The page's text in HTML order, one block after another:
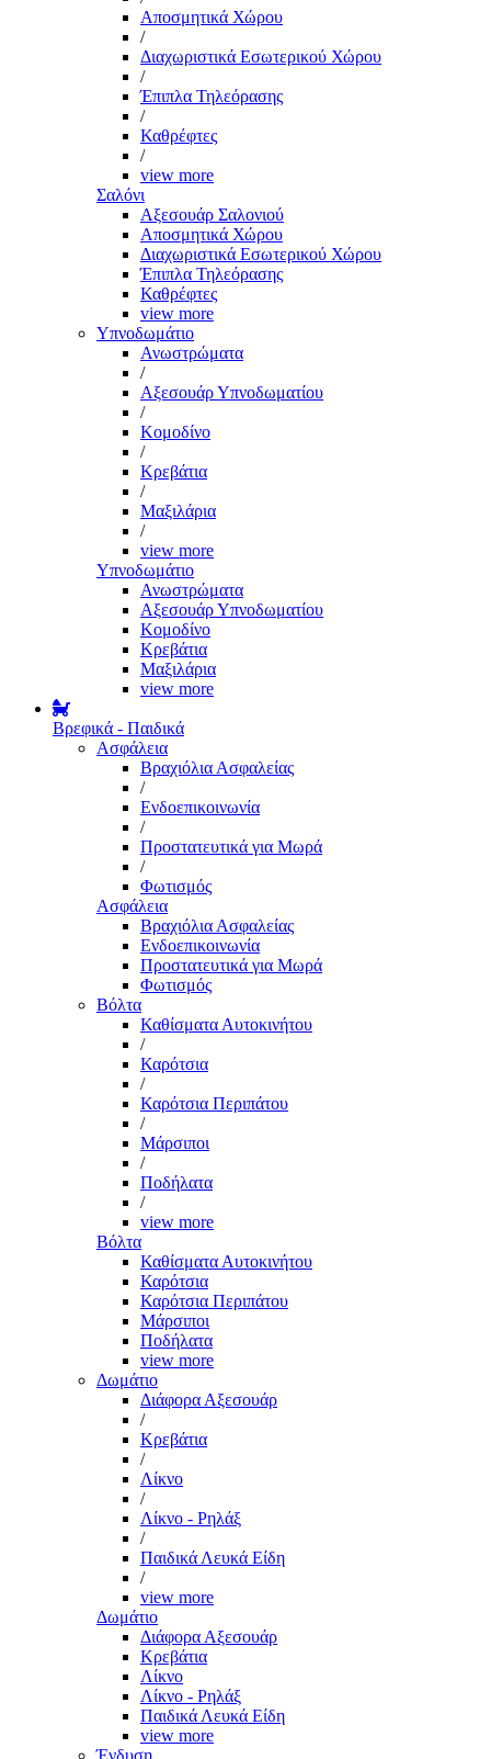
Αποσμητικά Χώρου
/
Διαχωριστικά Εσωτερικού Χώρου
/
Έπιπλα Τηλεόρασης
/
Καθρέφτες
/
view more
Σαλόνι
Αξεσουάρ Σαλονιού
Αποσμητικά Χώρου
Διαχωριστικά Εσωτερικού Χώρου
Έπιπλα Τηλεόρασης
Καθρέφτες
view more
Υπνοδωμάτιο
Ανωστρώματα
/
Αξεσουάρ Υπνοδωματίου
/
Κομοδίνο
/
Κρεβάτια
/
Μαξιλάρια
/
view more
Υπνοδωμάτιο
Ανωστρώματα
Αξεσουάρ Υπνοδωματίου
Κομοδίνο
Κρεβάτια
Μαξιλάρια
view more
Βρεφικά - Παιδικά
Ασφάλεια
Βραχιόλια Ασφαλείας
/
Ενδοεπικοινωνία
/
Προστατευτικά για Μωρά
/
Φωτισμός
Ασφάλεια
Βραχιόλια Ασφαλείας
Ενδοεπικοινωνία
Προστατευτικά για Μωρά
Φωτισμός
Βόλτα
Καθίσματα Αυτοκινήτου
/
Καρότσια
/
Καρότσια Περιπάτου
/
Μάρσιποι
/
Ποδήλατα
/
view more
Βόλτα
Καθίσματα Αυτοκινήτου
Καρότσια
Καρότσια Περιπάτου
Μάρσιποι
Ποδήλατα
view more
Δωμάτιο
Διάφορα Αξεσουάρ
/
Κρεβάτια
/
Λίκνο
/
Λίκνο - Ρηλάξ
/
Παιδικά Λευκά Είδη
/
view more
Δωμάτιο
Διάφορα Αξεσουάρ
Κρεβάτια
Λίκνο
Λίκνο - Ρηλάξ
Παιδικά Λευκά Είδη
view more
Ένδυση